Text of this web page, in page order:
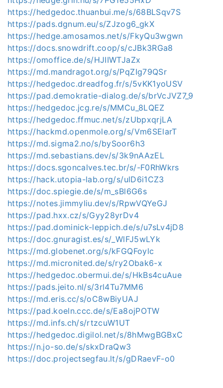
https://hedgedoc.thuanbui.me/s/68BLSqv7S
https://pads.dgnum.eu/s/ZJzog6_gkX
https://hedge.amosamos.net/s/FkyQu3wgwn
https://docs.snowdrift.coop/s/cJBk3RGa8
https://omoffice.de/s/HJIIWTJaZx
https://md.mandragot.org/s/PqZIg79QSr
https://hedgedoc.dreadfog.fr/s/5vKK1yoUSV
https://pad.demokratie-dialog.de/s/brVcJVZ7_9
https://hedgedoc.jcg.re/s/MMCu_8LQEZ
https://hedgedoc.ffmuc.net/s/zUbpxqrjLA
https://hackmd.openmole.org/s/Vm6SElarT
https://md.sigma2.no/s/bySoor6h3
https://md.sebastians.dev/s/3k9nAAzEL
https://docs.sgoncalves.tec.br/s/-F0RhWkrs
https://hack.utopia-lab.org/s/ulD6i1CZ3
https://doc.spiegie.de/s/m_sBl6G6s
https://notes.jimmyliu.dev/s/RpwVQYeGJ
https://pad.hxx.cz/s/Gyy28yrDv4
https://pad.dominick-leppich.de/s/u7sLv4jD8
https://doc.gnuragist.es/s/_WlFJ5wLYk
https://md.globenet.org/s/kFGQFoylc
https://md.micronited.de/s/ry2Obak6-x
https://hedgedoc.obermui.de/s/HkBs4cuAue
https://pads.jeito.nl/s/3rl4Tu7MM6
https://md.eris.cc/s/oC8wBiyUAJ
https://pad.koeln.ccc.de/s/Ea8ojPOTW
https://md.infs.ch/s/rtzcuW1UT
https://hedgedoc.digilol.net/s/8hMwgBGBxC
https://n.jo-so.de/s/skxDraQw3
https://doc.projectsegfau.lt/s/gDRaevF-o0